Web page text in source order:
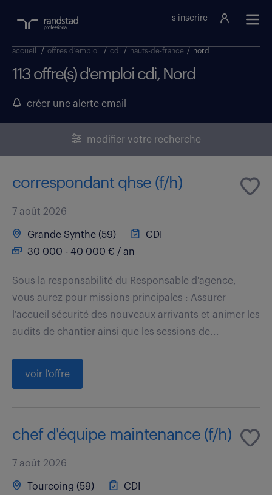
s'inscrire
accueil / offres d'emploi / cdi / hauts-de-france / nord
113 offre(s) d'emploi cdi, Nord
créer une alerte email
modifier votre recherche
correspondant qhse (f/h)
7 août 2026
Grande Synthe (59)
CDI
30 000 - 40 000 € / an
Sous la responsabilité du Responsable d'agence,
vous aurez pour missions principales : Assurer
l'accueil sécurité des nouveaux arrivants et animer les
audits de chantier ainsi que les sessions de...
voir l'offre
chef d'équipe maintenance (f/h)
7 août 2026
Tourcoing (59)
CDI